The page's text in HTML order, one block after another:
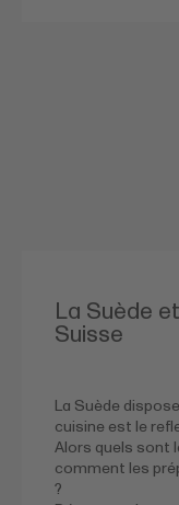
La Suède
Suisse
La Suède
cuisine est le
Alors quels sont
comment les
?